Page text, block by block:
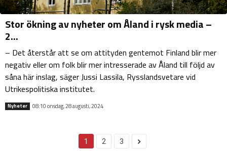
Stor ökning av nyheter om Åland i rysk media –
2...
– Det återstår att se om attityden gentemot Finland blir mer
negativ eller om folk blir mer intresserade av Åland till följd av
såna här inslag, säger Jussi Lassila, Rysslandsvetare vid
Utrikespolitiska institutet.
Nyheter 08:10 onsdag, 28 augusti, 2024
1 2 3